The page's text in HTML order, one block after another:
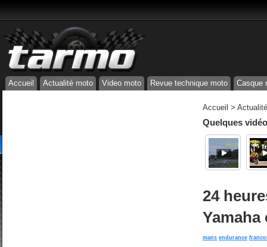
Accueil Actualité moto Video moto Revue technique moto Casque
Accueil >
Quelques
24
mans endurance